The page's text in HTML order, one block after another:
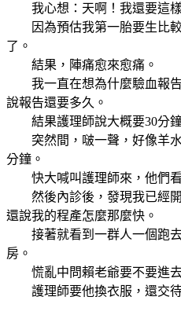
我心想：天啊！我還要這樣
因為預估我第一胎要生比較
了。
結果，陣痛愈來愈痛。
我一直在想為什麼驗血報告
說報告還要多久。
結果護理師說大概要30分鐘
突然間，啵一聲，好像羊水
分鐘。
快大喊叫護理師來，他們看
然後內診後，發現我已經開
還說我的程產怎麼那麼快。
接著就看到一群人一個跑去
房。
慌亂中問賴老爺要不要進去
護理師要他換衣服，還交待